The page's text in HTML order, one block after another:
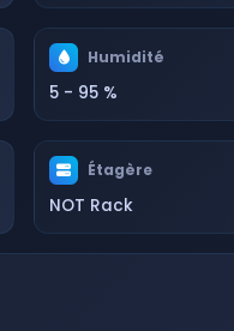
Humidité
5 - 95 %
Étagère
NOT Rack